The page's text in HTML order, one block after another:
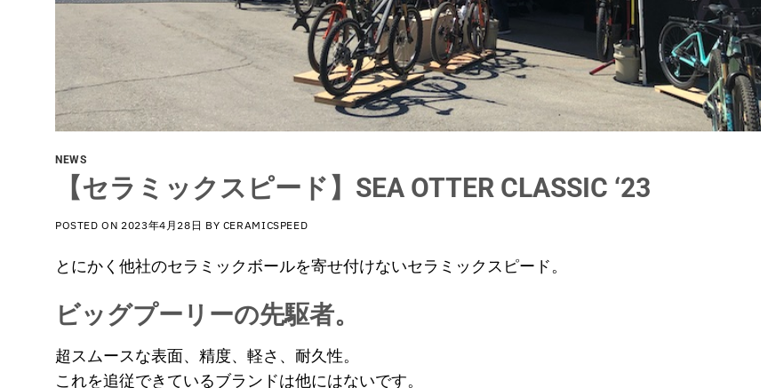
NEWS
【セラミックスピード】SEA OTTER CLASSIC ‘23
POSTED ON 2023年4月28日 BY CERAMICSPEED
とにかく他社のセラミックボールを寄せ付けないセラミックスピード。
ビッグプーリーの先駆者。
超スムースな表面、精度、軽さ、耐久性。
これを追従できているブランドは他にはないです。